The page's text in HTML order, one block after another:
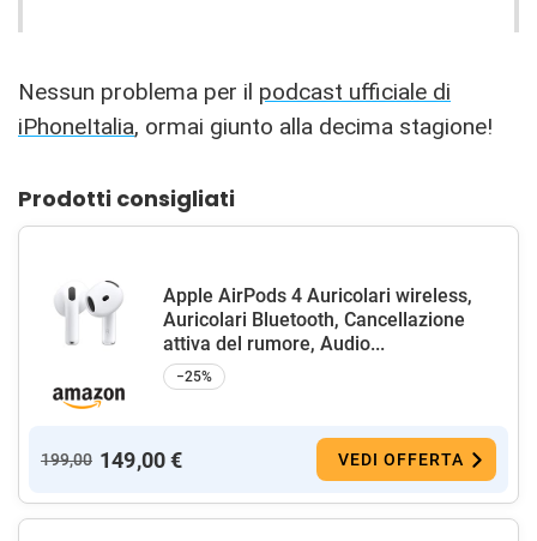
Nessun problema per il podcast ufficiale di
iPhoneItalia, ormai giunto alla decima stagione!
Prodotti consigliati
Apple AirPods 4 Auricolari wireless,
Auricolari Bluetooth, Cancellazione
attiva del rumore, Audio...
−25%
199,00 149,00 € VEDI OFFERTA